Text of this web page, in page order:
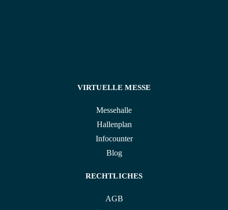
VIRTUELLE MESSE
Messehalle
Hallenplan
Infocounter
Blog
RECHTLICHES
AGB